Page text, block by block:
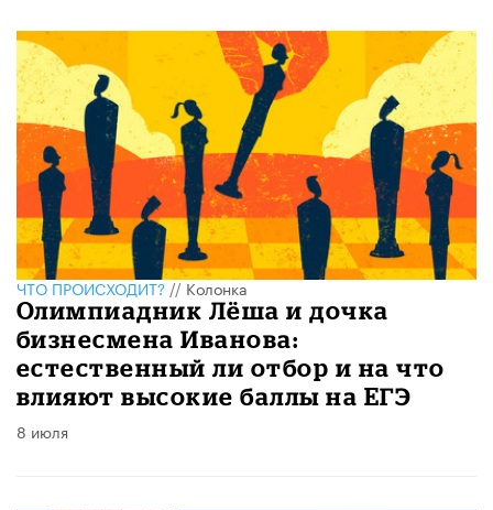
ЧТО ПРОИСХОДИТ?//Колонка
Олимпиадник Лёша и дочка
бизнесмена Иванова:
естественный ли отбор и на что
влияют высокие баллы на ЕГЭ
8 июля